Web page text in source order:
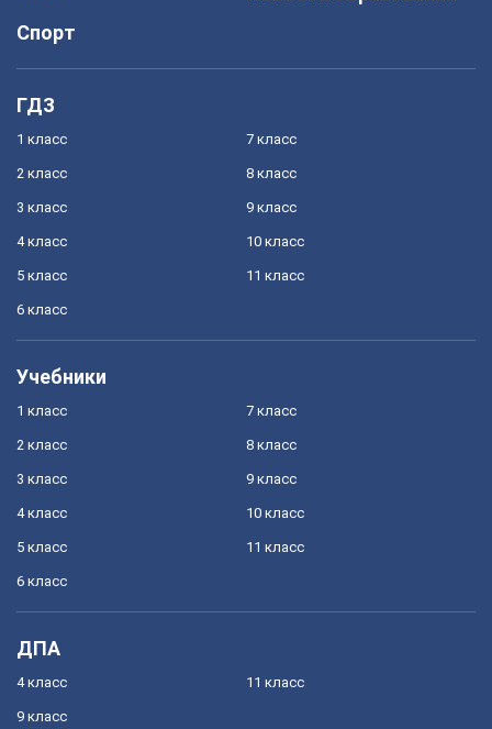
Спорт
ГДЗ
1 класс
2 класс
3 класс
4 класс
5 класс
6 класс
7 класс
8 класс
9 класс
10 класс
11 класс
Учебники
1 класс
2 класс
3 класс
4 класс
5 класс
6 класс
7 класс
8 класс
9 класс
10 класс
11 класс
ДПА
4 класс
9 класс
11 класс